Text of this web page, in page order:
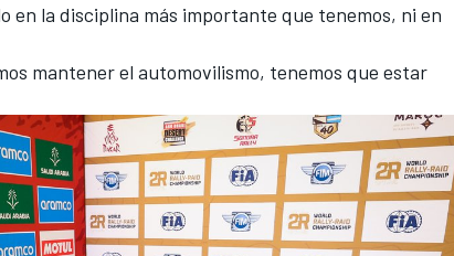
en la disciplina más importante que tenemos, ni en
mantener el automovilismo, tenemos que estar